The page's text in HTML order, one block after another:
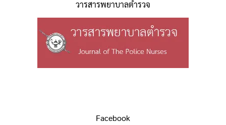
วารสารพยาบาลตำรวจ
Facebook